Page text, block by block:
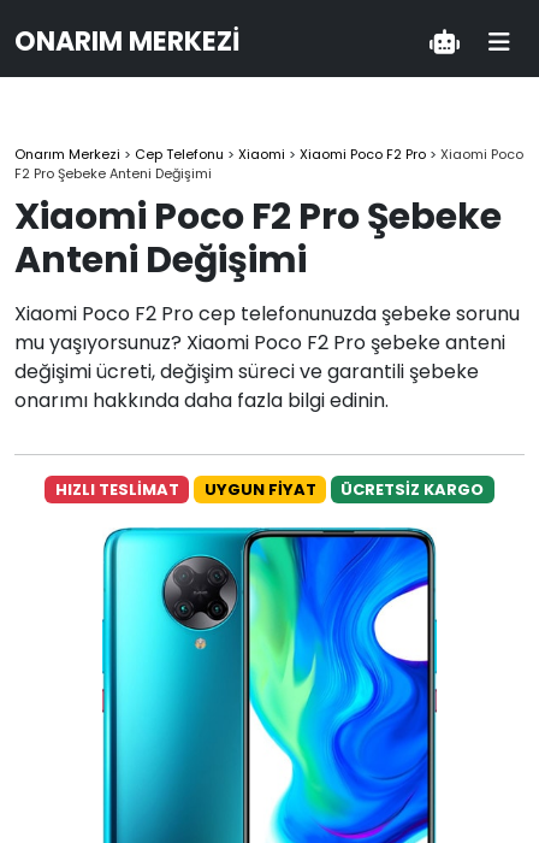
ONARIM MERKEZI
Onarım Merkezi > Cep Telefonu > Xiaomi > Xiaomi Poco F2 Pro > Xiaomi Poco
F2 Pro Şebeke Anteni Değişimi
Xiaomi Poco F2 Pro Şebeke
Anteni Değişimi
Xiaomi Poco F2 Pro cep telefonunuzda şebeke sorunu
mu yaşıyorsunuz? Xiaomi Poco F2 Pro şebeke anteni
değişimi ücreti, değişim süreci ve garantili şebeke
onarımı hakkında daha fazla bilgi edinin.
HIZLI TESLİMAT UYGUN FİYAT ÜCRETSİZ KARGO